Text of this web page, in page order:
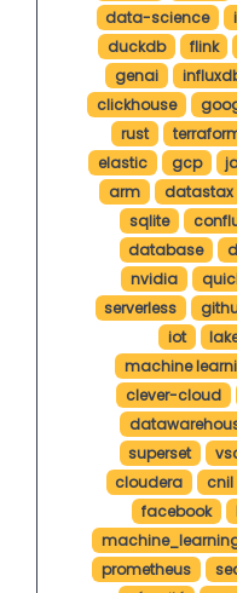
data-science
duckdb
flink
genai
clickhouse
rust
elastic
gcp
arm
datastax
sqlite
database
nvidia
serverless
iot
machine
clever-cloud
superset
cloudera
cnil
facebook
prometheus